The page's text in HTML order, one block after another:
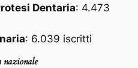
Dentaria: 4.473
: 6.039 iscritti
nazionale